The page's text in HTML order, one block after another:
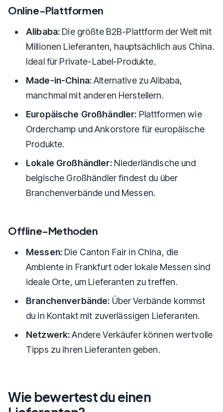
Online-Plattformen
Alibaba: Die größte B2B-Plattform der Welt mit
Millionen Lieferanten, hauptsächlich aus China.
Ideal für Private-Label-Produkte.
Made-in-China:Alternative zu Alibaba,
manchmal mit anderen Herstellern.
Europäische Großhändler: Plattformen wie
Orderchamp und Ankorstore für europäische
Produkte.
Lokale Großhändler:Niederländische und
belgische Großhändler findest du über
Branchenverbände und Messen.
Offline-Methoden
Messen: Die Canton Fair in China, die
Ambiente in Frankfurt oder lokale Messen sind
ideale Orte, um Lieferanten zu treffen.
Branchenverbände: Über Verbände kommst
du in Kontakt mit zuverlässigen Lieferanten.
Netzwerk:Andere Verkäufer können wertvolle
Tipps zu ihren Lieferanten geben.
Wie bewertest du einen